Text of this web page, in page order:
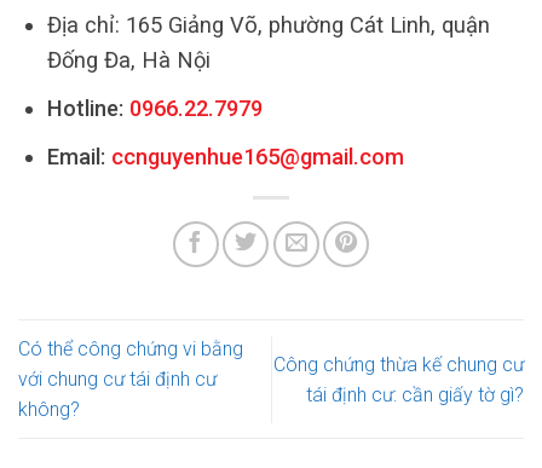
Địa chỉ: 165 Giảng Võ, phường Cát Linh, quận
Đống Đa, Hà Nội
Hotline: 0966.22.7979
Email: ccnguyenhue165@gmail.com
Có thể công chứng vi bằng
với chung cư tái định cư
không?
Công chứng thừa kế chung cư
tái định cư: cần giấy tờ gì?